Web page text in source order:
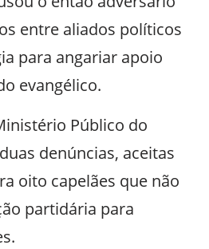
entre aliados políticos
para angariar apoio
evangélico.
Público do
denúncias, aceitas
oito capelães que não
partidária para